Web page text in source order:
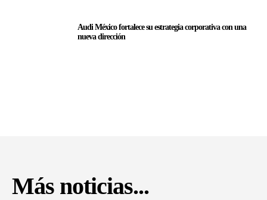
Audi México fortalece su estrategia corporativa con una
nueva dirección
Más noticias...